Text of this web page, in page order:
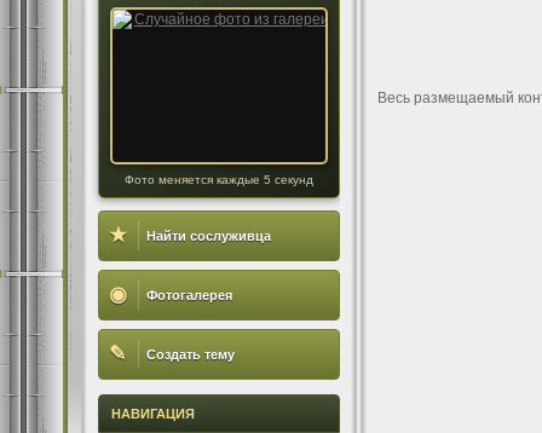
Фото меняется каждые 5 секунд
★ Найти сослуживца
◉ Фотогалерея
✎ Создать тему
НАВИГАЦИЯ
Весь размещаемый